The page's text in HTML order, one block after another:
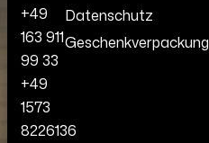
+49
163 911
99 33
+49
1573
8226136
Datenschutz
Geschenkverpackung